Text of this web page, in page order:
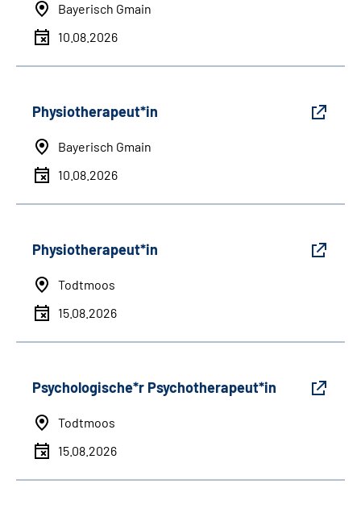
Bayerisch Gmain
10.08.2026
Physiotherapeut*in
Bayerisch Gmain
10.08.2026
Physiotherapeut*in
Todtmoos
15.08.2026
Psychologische*r Psychotherapeut*in
Todtmoos
15.08.2026